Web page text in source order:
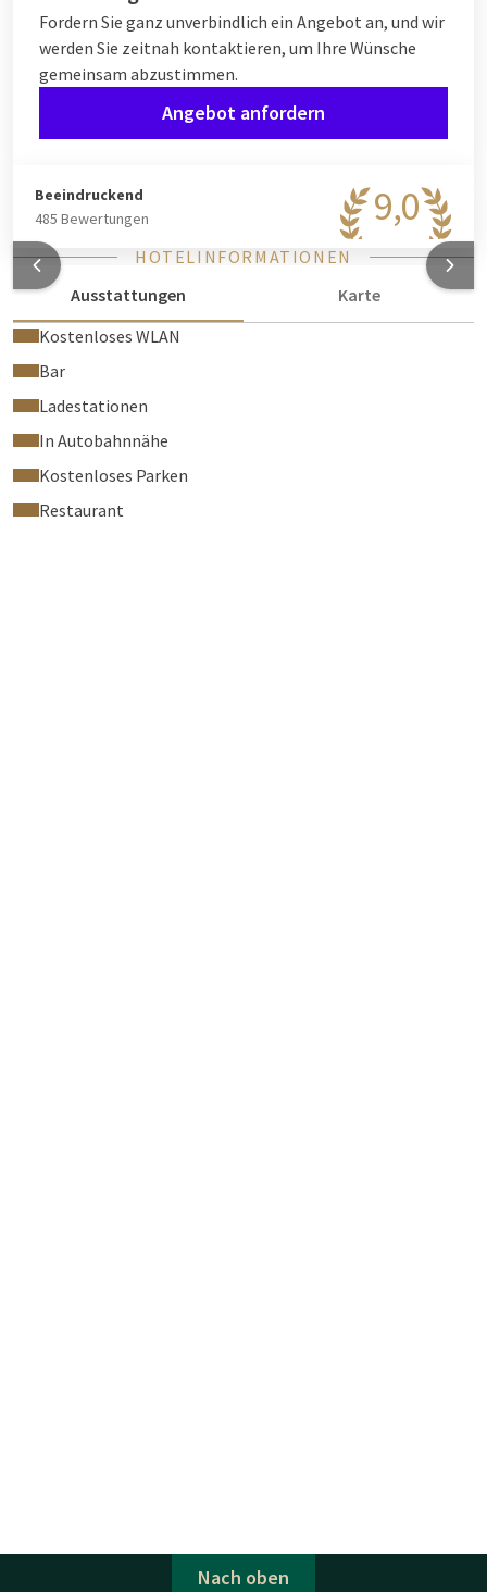
Fordern Sie ganz unverbindlich ein Angebot an, und wir
werden Sie zeitnah kontaktieren, um Ihre Wünsche
gemeinsam abzustimmen.
Angebot anfordern
9,0
Beeindruckend
485 Bewertungen
HOTELINFORMATIONEN
Ausstattungen
Karte
Kostenloses WLAN
Bar
Ladestationen
In Autobahnnähe
Kostenloses Parken
Restaurant
Nach oben